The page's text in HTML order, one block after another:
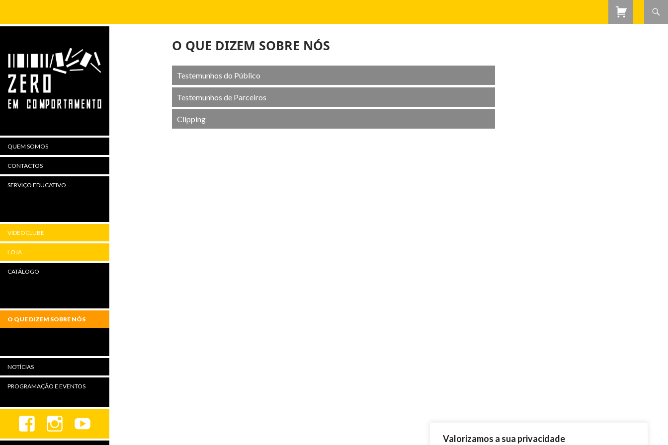
Valorizamos a sua privacidade
O QUE DIZEM SOBRE NÓS
Testemunhos do Público
Testemunhos de Parceiros
Clipping
QUEM SOMOS
CONTACTOS
SERVIÇO EDUCATIVO
VIDEOCLUBE
LOJA
CATÁLOGO
O QUE DIZEM SOBRE NÓS
NOTÍCIAS
PROGRAMAÇÃO E EVENTOS